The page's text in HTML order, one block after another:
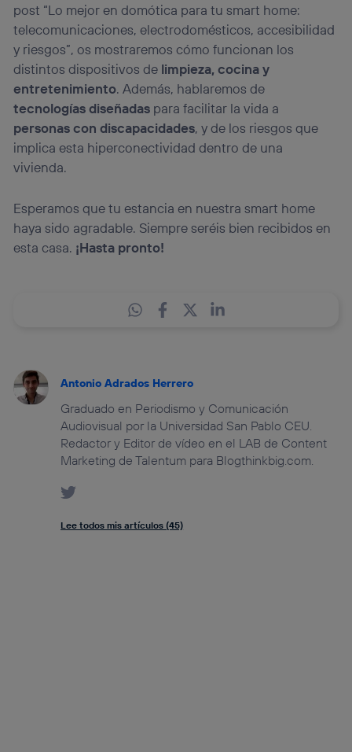
post “Lo mejor en domótica para tu smart home:
telecomunicaciones, electrodomésticos, accesibilidad
y riesgos”, os mostraremos cómo funcionan los
distintos dispositivos de limpieza, cocina y
entretenimiento. Además, hablaremos de
tecnologías diseñadas para facilitar la vida a
personas con discapacidades, y de los riesgos que
implica esta hiperconectividad dentro de una
vivienda.
Esperamos que tu estancia en nuestra smart home
haya sido agradable. Siempre seréis bien recibidos en
esta casa. ¡Hasta pronto!
Antonio Adrados Herrero
Graduado en Periodismo y Comunicación
Audiovisual por la Universidad San Pablo CEU.
Redactor y Editor de vídeo en el LAB de Content
Marketing de Talentum para Blogthinkbig.com.
Lee todos mis artículos (45)